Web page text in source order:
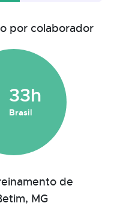
por colaborador
33h
Brasil
de
MG